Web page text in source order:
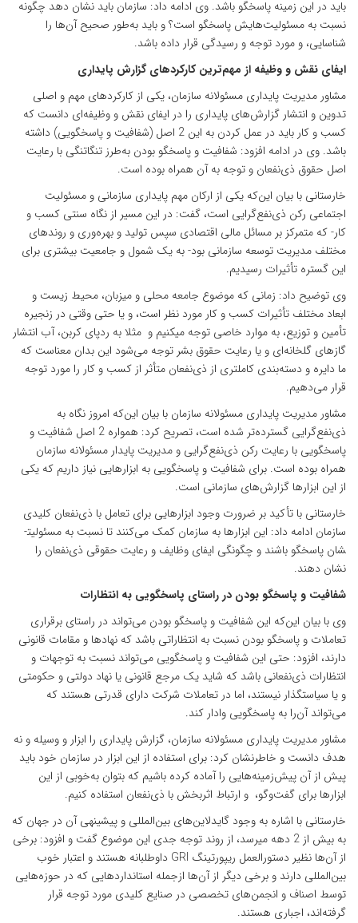
باید در این زمینه پاسخگو باشد. وی ادامه داد: سازمان باید نشان دهد چگونه
نسبت به مسئولیت‌هایش پاسخگو است؟ و باید به‌طور صحیح آن‌ها را
شناسایی، و مورد توجه و رسیدگی قرار داده باشد.
ایفای نقش و وظیفه‌ از مهم‌ترین کارکردهای گزارش‌ پایداری
مشاور مدیریت پایداری مسئولانه سازمان، یکی از کارکردهای مهم و اصلی
تدوین و انتشار گزارش‌های پایداری را در ایفای نقش و وظیفه‌ای دانست که
کسب و کار باید در عمل کردن به این 2 اصل (شفافیت و پاسخگویی) داشته
باشد. وی در ادامه افزود: شفافیت و پاسخگو بودن به‌طرز تنگاتنگی با رعایت
اصل حقوق ذی‌نفعان و توجه به آن همراه بوده است.
خارستانی با بیان این‌که یکی از ارکان مهم پایداری سازمانی و مسئولیت
اجتماعی رکن ذی‌نفع‌گرایی است، گفت: در این مسیر از نگاه سنتی کسب و
کار- که متمرکز بر مسائل مالی اقتصادی سپس تولید و بهره‌وری و روندهای
مختلف مدیریت توسعه سازمانی بود- به یک شمول و جامعیت بیشتری برای
این گستره تأثیرات رسیدیم.
وی توضیح داد: زمانی که موضوع جامعه محلی و میزبان، محیط زیست و
ابعاد مختلف تأثیرات کسب و کار مورد نظر است، و یا حتی وقتی در زنجیره
تأمین و توزیع، به موارد خاصی توجه می­کنیم و مثلا به ردپای کربن، آب انتشار
گازهای گلخانه‌ای و یا رعایت حقوق بشر توجه می‌شود این بدان معناست که
ما دایره و دسته‌بندی کامل­تری از ذی‌نفعان متأثر از کسب و کار را مورد توجه
قرار می‌دهیم.
مشاور مدیریت پایداری مسئولانه سازمان با بیان این‌که امروز نگاه به
ذی‌نفع‌گرایی گسترده‌تر شده است، تصریح کرد: همواره 2 اصل شفافیت و
پاسخگویی با رعایت رکن ذی‌نفع‌گرایی و مدیریت پایدار مسئولانه سازمان
همراه بوده است. برای شفافیت و پاسخگویی به ابزارهایی نیاز داریم که یکی
از این ابزارها گزارش‌های سازمانی است.
خارستانی با تأکید بر ضرورت وجود ابزارهایی برای تعامل با ذی‌نفعان کلیدی
سازمان ادامه داد: این ابزارها به سازمان کمک می‌کنند تا نسبت به مسئولیت­
شان پاسخگو باشند و چگونگی ایفای وظایف و رعایت حقوقی ذی‌نفعان را
نشان دهند.
شفافیت و پاسخگو بودن در راستای پاسخگویی به انتظارات
وی با بیان این‌که این شفافیت و پاسخگو بودن می‌تواند در راستای برقراری
تعاملات و پاسخگو بودن نسبت به انتظاراتی باشد که نهادها و مقامات قانونی
دارند، افزود: حتی این شفافیت و پاسخگویی می‌تواند نسبت به توجهات و
انتظارات ذی‌نفعانی باشد که شاید یک مرجع قانونی یا نهاد دولتی و حکومتی
و یا سیاستگذار نیستند، اما در تعاملات شرکت دارای قدرتی هستند که
می‌تواند آن‌را به پاسخگویی وادار کند.
مشاور مدیریت پایداری مسئولانه سازمان، گزارش پایداری را ابزار و وسیله و نه
هدف دانست و خاطرنشان کرد: برای استفاده از این ابزار در سازمان خود باید
پیش از آن پیش‌زمینه‌هایی را آماده کرده باشیم که بتوان به‌خوبی از این
ابزارها برای گفت‌وگو، و ارتباط اثربخش با ذی‌نفعان استفاده کنیم.
خارستانی با اشاره به وجود گایدلاین‌های بین‌المللی و پیشینه­ی آن در جهان که
به بیش از 2 دهه می­رسد، از روند توجه جدی این موضوع گفت و افزود: برخی
از آن‌ها نظیر دستورالعمل ریپورتینگ GRI داوطلبانه هستند و اعتبار خوب
بین‌المللی دارند و برخی دیگر از آن‌ها ازجمله استانداردهایی که در حوزه‌هایی
توسط اصناف و انجمن‌های تخصصی در صنایع کلیدی مورد توجه قرار
گرفته‌اند، اجباری هستند.